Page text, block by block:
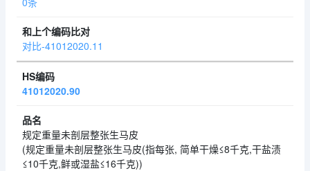
对比-41012020.11
41012020.90
规定重量未剖层整张生马皮
(规定重量未剖层整张生马皮(指每张, 简单干燥≤8千克,干盐渍
≤10千克,鲜或湿盐≤16千克))